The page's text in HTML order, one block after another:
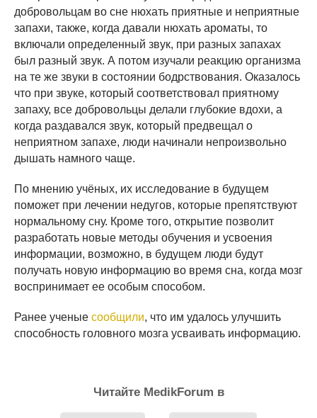
добровольцам во сне нюхать приятные и неприятные
запахи, также, когда давали нюхать ароматы, то
включали определенный звук, при разных запахах
был разный звук. А потом изучали реакцию организма
на те же звуки в состоянии бодрствования. Оказалось
что при звуке, который соответствовал приятному
запаху, все добровольцы делали глубокие вдохи, а
когда раздавался звук, который предвещал о
неприятном запахе, люди начинали непроизвольно
дышать намного чаще.
По мнению учёных, их исследование в будущем
поможет при лечении недугов, которые препятствуют
нормальному сну. Кроме того, открытие позволит
разработать новые методы обучения и усвоения
информации, возможно, в будущем люди будут
получать новую информацию во время сна, когда мозг
воспринимает ее особым способом.
Ранее ученые сообщили, что им удалось улучшить
способность головного мозга усваивать информацию.
Читайте MedikForum в